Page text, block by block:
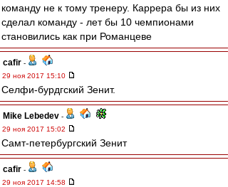
команду не к тому тренеру. Каррера бы из них
сделал команду - лет бы 10 чемпионами
становились как при Романцеве
cafir -
29 ноя 2017 15:10
Селфи-бурдгский Зенит.
Mike Lebedev -
29 ноя 2017 15:02
Самт-петербургский Зенит
cafir -
29 ноя 2017 14:58